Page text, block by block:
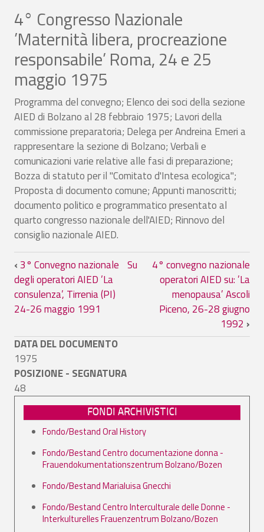
4° Congresso Nazionale
’Maternità libera, procreazione
responsabile’ Roma, 24 e 25
maggio 1975
Programma del convegno; Elenco dei soci della sezione
AIED di Bolzano al 28 febbraio 1975; Lavori della
commissione preparatoria; Delega per Andreina Emeri a
rappresentare la sezione di Bolzano; Verbali e
comunicazioni varie relative alle fasi di preparazione;
Bozza di statuto per il "Comitato d'Intesa ecologica";
Proposta di documento comune; Appunti manoscritti;
documento politico e programmatico presentato al
quarto congresso nazionale dell'AIED; Rinnovo del
consiglio nazionale AIED.
Link di attraversamento del book per
‹ 3° Convegno nazionale
degli operatori AIED ’La
consulenza’, Tirrenia (PI)
24-26 maggio 1991
Su
4° convegno nazionale
operatori AIED su: ’La
menopausa’ Ascoli
Piceno, 26-28 giugno
1992 ›
DATA DEL DOCUMENTO
1975
POSIZIONE - SEGNATURA
48
FONDI ARCHIVISTICI
Fondo/Bestand Oral History
Fondo/Bestand Centro documentazione donna -
Frauendokumentationszentrum Bolzano/Bozen
Fondo/Bestand Marialuisa Gnecchi
Fondo/Bestand Centro Interculturale delle Donne -
Interkulturelles Frauenzentrum Bolzano/Bozen